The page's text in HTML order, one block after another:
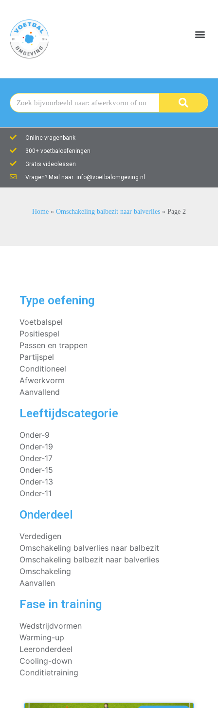
Online vragenbank
300+ voetbaloefeningen
Gratis videolessen
Vragen? Mail naar: info@voetbalomgeving.nl
Home » Omschakeling balbezit naar balverlies » Page 2
Type oefening
Voetbalspel
Positiespel
Passen en trappen
Partijspel
Conditioneel
Afwerkvorm
Aanvallend
Leeftijdscategorie
Onder-9
Onder-19
Onder-17
Onder-15
Onder-13
Onder-11
Onderdeel
Verdedigen
Omschakeling balverlies naar balbezit
Omschakeling balbezit naar balverlies
Omschakeling
Aanvallen
Fase in training
Wedstrijdvormen
Warming-up
Leeronderdeel
Cooling-down
Conditietraining